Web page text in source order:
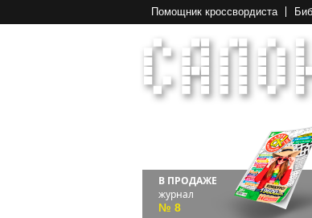
Помощник кроссвордиста
В ПРОДАЖЕ
журнал
№ 8